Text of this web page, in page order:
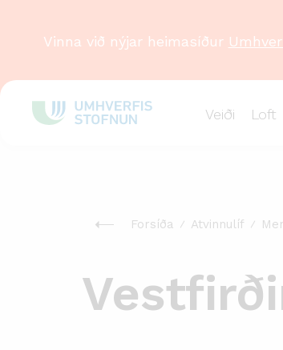
Veiði Loft
Vinna við nýjar heimasíður
Forsíða Atvinnulíf